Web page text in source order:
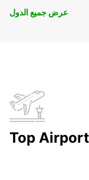
عرض جميع الدول
Top